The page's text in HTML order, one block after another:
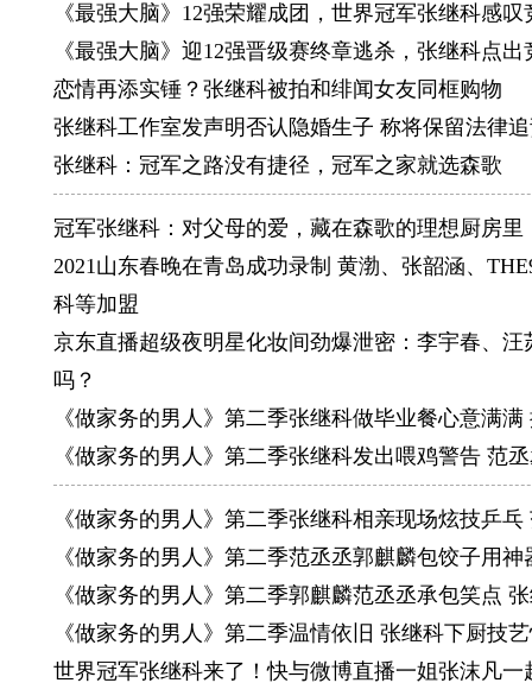
月，国际
中国队时
2011年
军，并且
单。同年
世乒赛和
马琳获得
2012年
（445天
地跑到场
2013年2
男双组合
日，在巴
2014年
龙，距
2016年8
《最强大脑》12强荣耀成团，世界冠军张继科感
《最强大脑》迎12强晋级赛终章逃杀，张继科点
恋情再添实锤？张继科被拍和绯闻女友同框购物
张继科工作室发声明否认隐婚生子 称将保留法律
张继科：冠军之路没有捷径，冠军之家就选森歌
冠军张继科：对父母的爱，藏在森歌的理想厨房里
2021山东春晚在青岛成功录制 黄渤、张韶涵、
科等加盟
京东直播超级夜明星化妆间劲爆泄密：李宇春、
吗？
《做家务的男人》第二季张继科做毕业餐心意满
《做家务的男人》第二季张继科发出喂鸡警告 范
《做家务的男人》第二季张继科相亲现场炫技乒
《做家务的男人》第二季范丞丞郭麒麟包饺子用
《做家务的男人》第二季郭麒麟范丞丞承包笑点
《做家务的男人》第二季温情依旧 张继科下厨技
世界冠军张继科来了！快与微博直播一姐张沫凡